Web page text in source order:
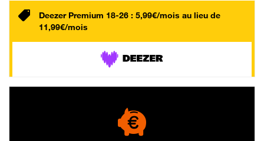
Deezer Premium 18-26 : 5,99€/mois au lieu de
11,99€/mois